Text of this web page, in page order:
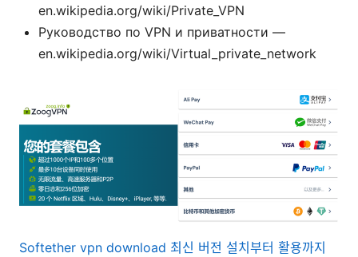
en.wikipedia.org/wiki/Private_VPN
Руководство по VPN и приватности —
en.wikipedia.org/wiki/Virtual_private_network
Softether vpn download 최신 버전 설치부터 활용까지